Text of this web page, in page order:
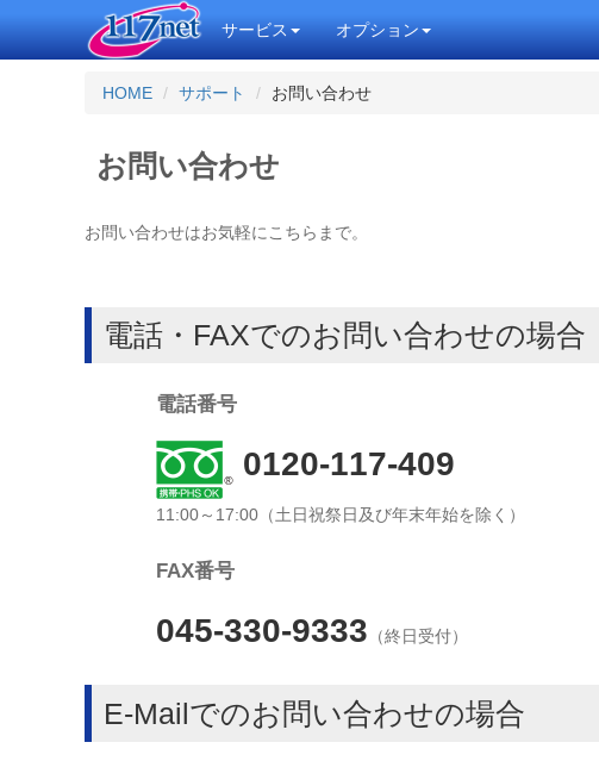
サービス オプション
HOME サポート お問い合わせ
お問い合わせ
お問い合わせはお気軽にこちらまで。
電話・FAXでのお問い合わせの場合
電話番号
0120-117-409
11:00～17:00（土日祝祭日及び年末年始を除く）
FAX番号
045-330-9333 （終日受付）
E-Mailでのお問い合わせの場合